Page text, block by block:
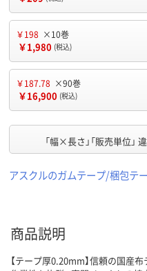
￥198 ×10巻
￥1,980 (税込)
￥187.78 ×90巻
￥16,900 (税込)
「幅×長さ」「販売単位」
アスクルのガムテープ/梱包テ
商品説明
【テープ厚0.20mm】信頼の国産